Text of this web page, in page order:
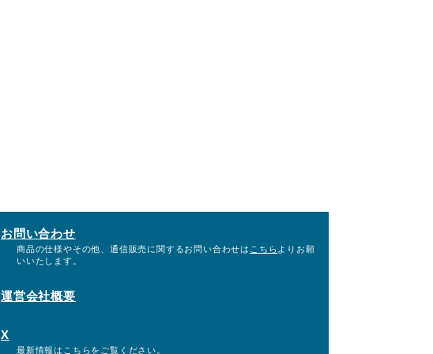
お問い合わせ
商品の仕様やその他、通信販売に関するお問い合わせは こちら よりお願
いいたします。
運営会社概要
X
最新情報は こちらをご覧ください。